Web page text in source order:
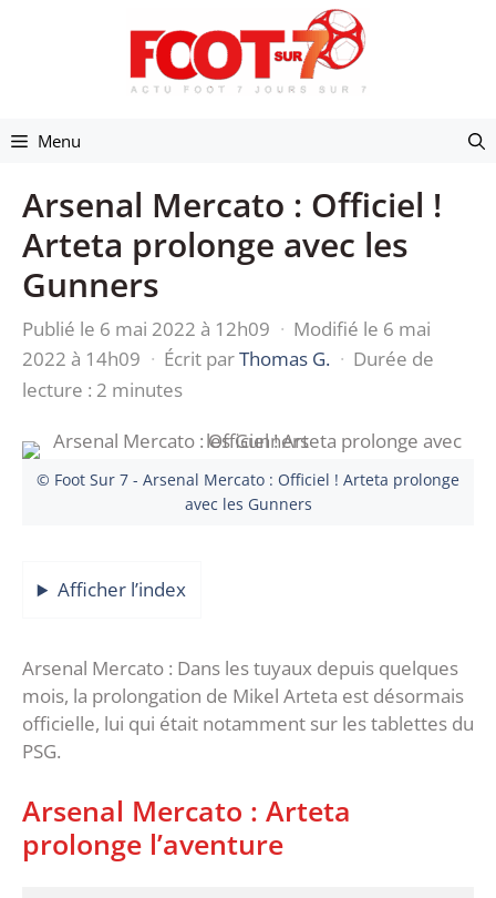
Menu
Arsenal Mercato : Officiel !
Arteta prolonge avec les
Gunners
Publié le 6 mai 2022 à 12h09 · Modifié le 6 mai
2022 à 14h09 · Écrit parThomas G. · Durée de
lecture : 2 minutes
© Foot Sur 7 - Arsenal Mercato : Officiel ! Arteta prolonge
avec les Gunners
Afficher l’index
Arsenal Mercato : Dans les tuyaux depuis quelques
mois, la prolongation de Mikel Arteta est désormais
officielle, lui qui était notamment sur les tablettes du
PSG.
Arsenal Mercato : Arteta
prolonge l’aventure